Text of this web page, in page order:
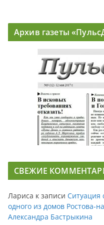
Архив газеты
СВЕЖИЕ
Лариса к записи Ситуация
одного из домов Ростова-
Александра Бастрыкина